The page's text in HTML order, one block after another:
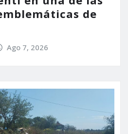
de
Ago 7, 2026